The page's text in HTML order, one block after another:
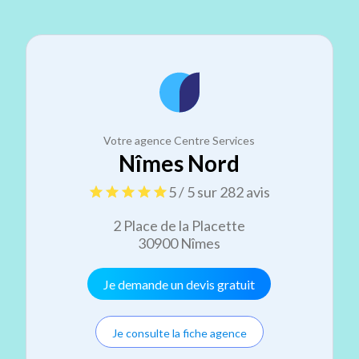
Votre agence Centre Services
Nîmes Nord
5 / 5 sur 282 avis
2 Place de la Placette
30900 Nîmes
Je demande un devis gratuit
Je consulte la fiche agence